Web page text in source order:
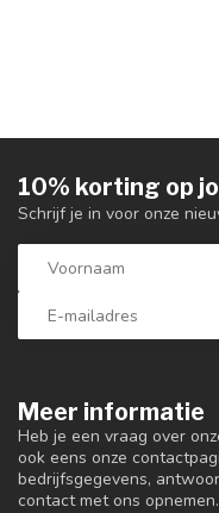
Meer informatie
Heb je een vraag over
ook eens onze
bedrijfsgegevens,
contact met ons opnemen.
10% korting op
Schrijf je in voor onze